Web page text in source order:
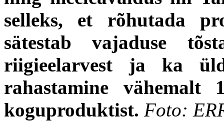
selleks, et rõhutada
sätestab vajaduse
riigieelarvest ja ka
rahastamine vähemalt
koguproduktist. Foto: